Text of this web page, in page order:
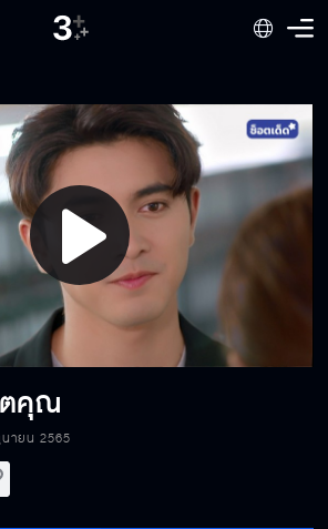
Play
Video
คุณ
ายน 2565
เราเลิกกัน
อย่าใจร้ายกับหวานสิ
มุกซ้ำอีกแล้วนะ บีบน้ำตา ระวังคนดูจะเบื่อ
เป็นแฟนกันนะ
รักสามเส้า จะอยู่ได้นานแค่ไหน